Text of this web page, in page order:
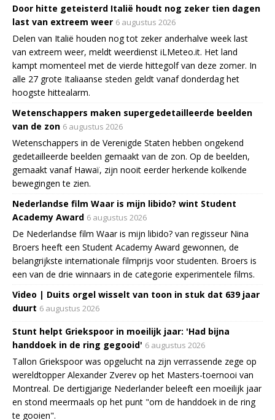
Door hitte geteisterd Italië houdt nog zeker tien dagen
last van extreem weer 6 augustus 2026
Delen van Italië houden nog tot zeker anderhalve week last
van extreem weer, meldt weerdienst iLMeteo.it. Het land
kampt momenteel met de vierde hittegolf van deze zomer. In
alle 27 grote Italiaanse steden geldt vanaf donderdag het
hoogste hittealarm.
Wetenschappers maken supergedetailleerde beelden
van de zon 6 augustus 2026
Wetenschappers in de Verenigde Staten hebben ongekend
gedetailleerde beelden gemaakt van de zon. Op de beelden,
gemaakt vanaf Hawaï, zijn nooit eerder herkende kolkende
bewegingen te zien.
Nederlandse film Waar is mijn libido? wint Student
Academy Award 6 augustus 2026
De Nederlandse film Waar is mijn libido? van regisseur Nina
Broers heeft een Student Academy Award gewonnen, de
belangrijkste internationale filmprijs voor studenten. Broers is
een van de drie winnaars in de categorie experimentele films.
Video | Duits orgel wisselt van toon in stuk dat 639 jaar
duurt 6 augustus 2026
Stunt helpt Griekspoor in moeilijk jaar: 'Had bijna
handdoek in de ring gegooid' 6 augustus 2026
Tallon Griekspoor was opgelucht na zijn verrassende zege op
wereldtopper Alexander Zverev op het Masters-toernooi van
Montreal. De dertigjarige Nederlander beleeft een moeilijk jaar
en stond meermaals op het punt "om de handdoek in de ring
te gooien".